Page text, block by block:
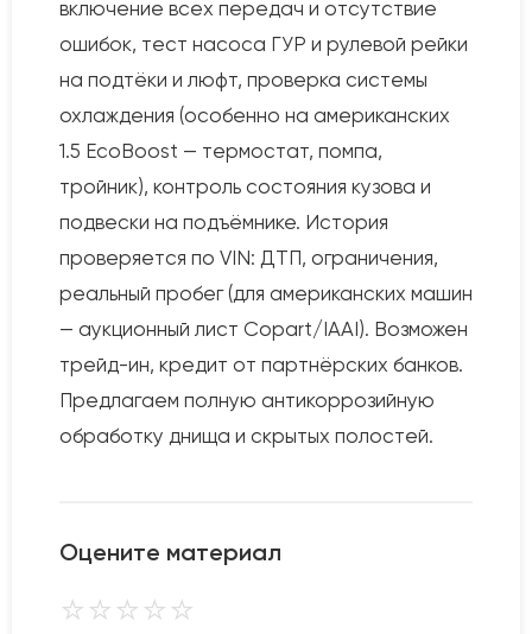
включение всех передач и отсутствие
ошибок, тест насоса ГУР и рулевой рейки
на подтёки и люфт, проверка системы
охлаждения (особенно на американских
1.5 EcoBoost — термостат, помпа,
тройник), контроль состояния кузова и
подвески на подъёмнике. История
проверяется по VIN: ДТП, ограничения,
реальный пробег (для американских машин
— аукционный лист Copart/IAAI). Возможен
трейд-ин, кредит от партнёрских банков.
Предлагаем полную антикоррозийную
обработку днища и скрытых полостей.
Оцените материал
⭐⭐⭐⭐⭐